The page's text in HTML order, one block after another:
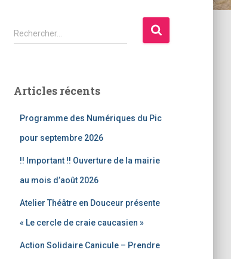
R
e
r
Rechercher…
Articles récents
Programme des Numériques du Pic
pour septembre 2026
!! Important !! Ouverture de la mairie
au mois d’août 2026
Atelier Théâtre en Douceur présente
« Le cercle de craie caucasien »
Action Solidaire Canicule – Prendre